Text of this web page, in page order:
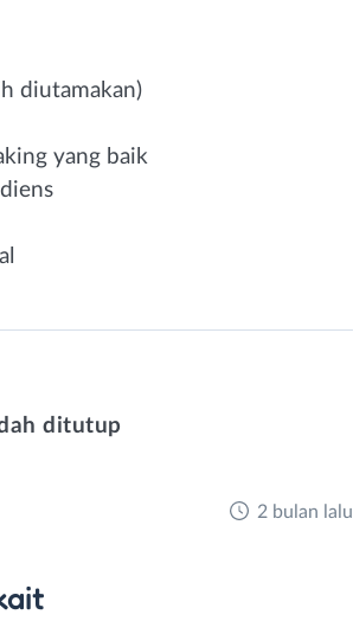
diutamakan)
yang baik
ditutup
2 bulan lalu